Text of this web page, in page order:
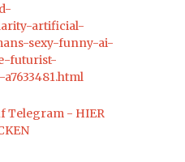
artificial-
sexy-funny-ai-
futurist-
Telegram - HIER